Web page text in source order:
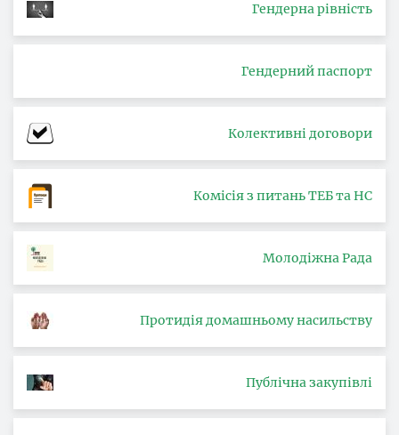
Гендерна рівність
Гендерний паспорт
Колективні договори
Комісія з питань ТЕБ та НС
Молодіжна Рада
Протидія домашньому насильству
Публічна закупівлі